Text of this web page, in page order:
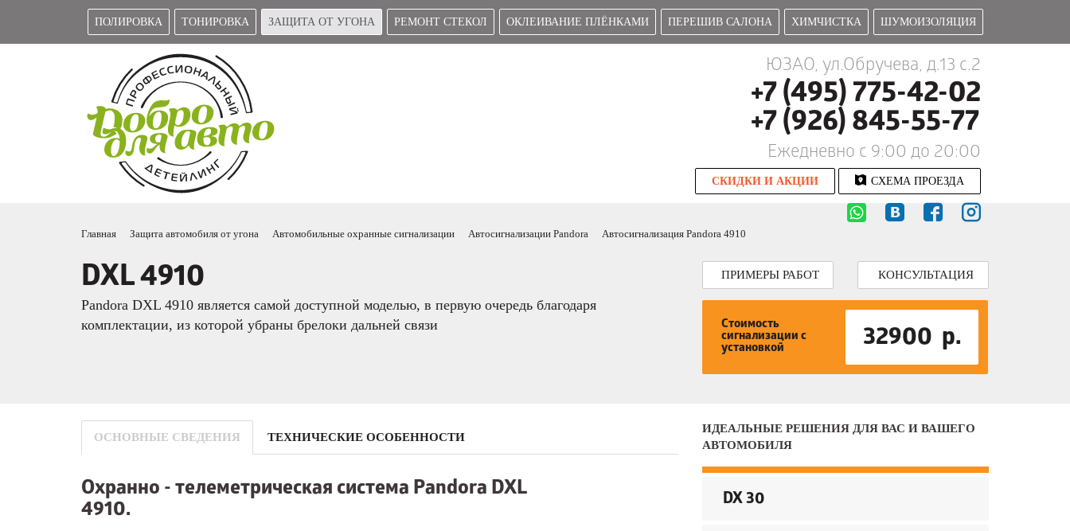
ПОЛИРОВКА ТОНИРОВКА ЗАЩИТА ОТ УГОНА РЕМОНТ СТЕКОЛ ОКЛЕИВАНИЕ ПЛЁНКАМИ ПЕРЕШИВ САЛОНА ХИМЧИСТКА ШУМОИЗОЛЯЦИЯ
ЮЗАО, ул.Обручева, д.13 с.2
+7 (495) 775-42-02
+7 (926) 845-55-77
Ежедневно c 9:00 до 20:00
СКИДКИ И АКЦИИ СХЕМА ПРОЕЗДА
Главная Защита автомобиля от угона Автомобильные охранные сигнализации Автосигнализации Pandora Автосигнализация Pandora 4910
DXL 4910 КОНСУЛЬТАЦИЯ
ПРИМЕРЫ РАБОТ
Pandora DXL 4910 является самой доступной моделью, в первую очередь благодаря
комплектации, из которой убраны брелоки дальней связи
Стоимость
сигнализации с
установкой
32900 р.
ИДЕАЛЬНЫЕ РЕШЕНИЯ ДЛЯ ВАС И ВАШЕГО
АВТОМОБИЛЯ
DX 30
ОСНОВНЫЕ СВЕДЕНИЯ ТЕХНИЧЕСКИЕ ОСОБЕННОСТИ
Охранно - телеметрическая система Pandora DXL
4910.